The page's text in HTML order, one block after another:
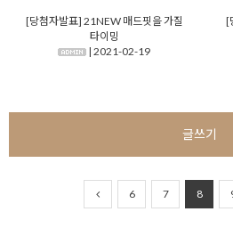
[당첨자발표] 21NEW 매드핏을 가질
타이밍
| 2021-02-19
[
글쓰기
6 7 8